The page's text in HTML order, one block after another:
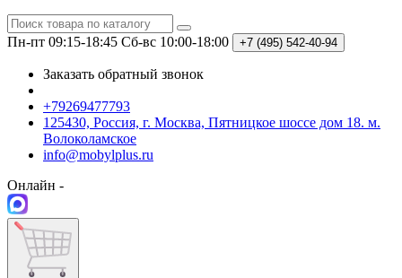
Пн-пт 09:15-18:45 Сб-вс 10:00-18:00 +7 (495) 542-40-94
Заказать обратный звонок
+79269477793
125430, Россия, г. Москва, Пятницкое шоссе дом 18. м.
Волоколамское
info@mobylplus.ru
Онлайн -